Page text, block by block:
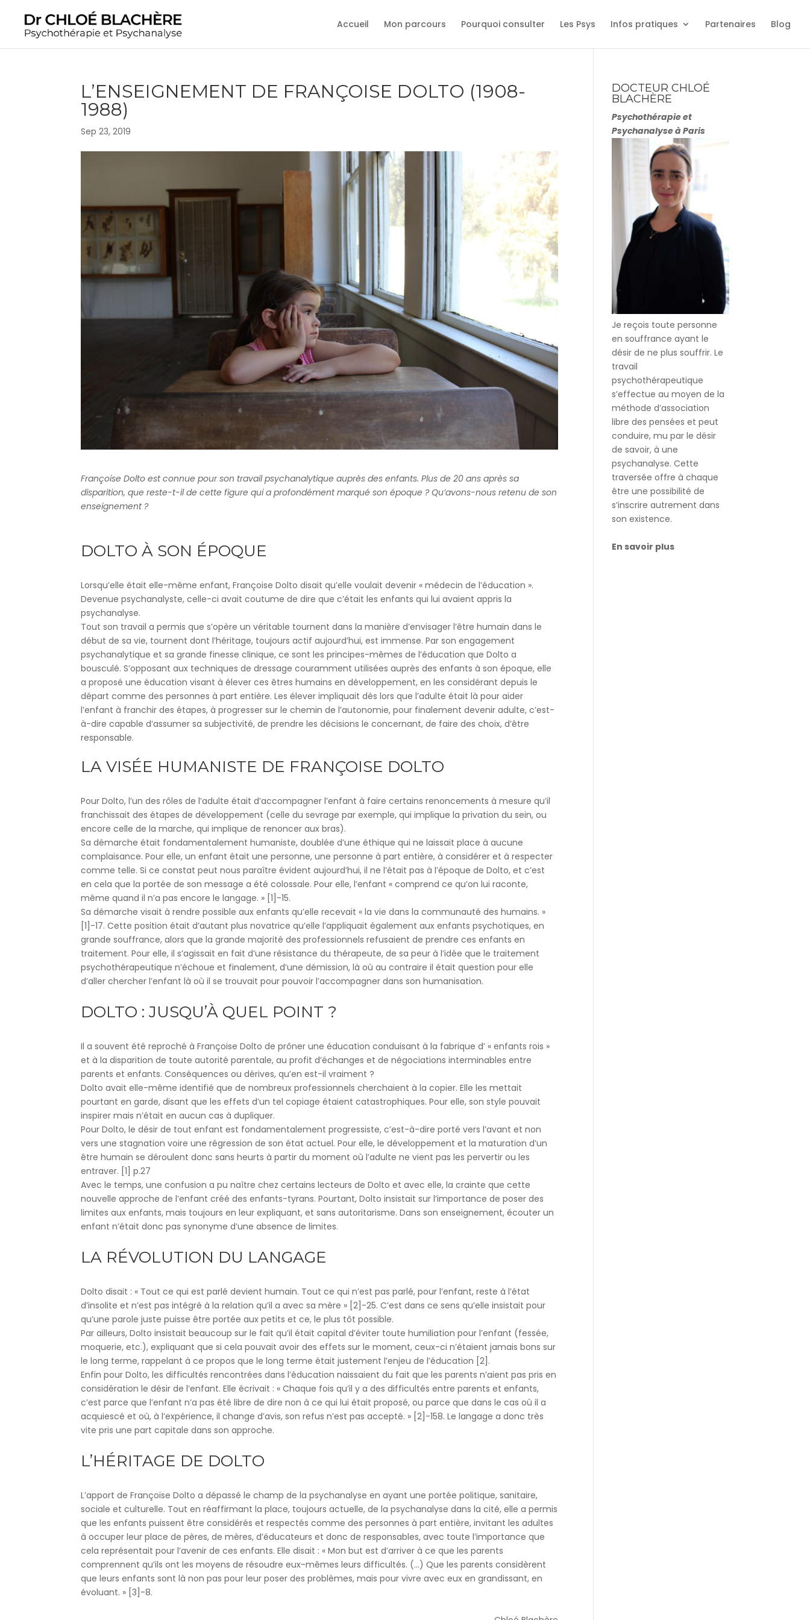
Accueil Mon parcours Pourquoi consulter Les Psys Infos pratiques Partenaires Blog
L’ENSEIGNEMENT DE FRANÇOISE DOLTO (1908-
1988)
Sep 23, 2019
Françoise Dolto est connue pour son travail psychanalytique auprès des enfants. Plus de 20 ans après sa
disparition, que reste-t-il de cette figure qui a profondément marqué son époque ? Qu’avons-nous retenu de son
enseignement ?
DOLTO À SON ÉPOQUE
Lorsqu’elle était elle-même enfant, Françoise Dolto disait qu’elle voulait devenir « médecin de l’éducation ».
Devenue psychanalyste, celle-ci avait coutume de dire que c’était les enfants qui lui avaient appris la
psychanalyse.
Tout son travail a permis que s’opère un véritable tournent dans la manière d’envisager l’être humain dans le
début de sa vie, tournent dont l’héritage, toujours actif aujourd’hui, est immense. Par son engagement
psychanalytique et sa grande finesse clinique, ce sont les principes-mêmes de l’éducation que Dolto a
bousculé. S’opposant aux techniques de dressage couramment utilisées auprès des enfants à son époque, elle
a proposé une éducation visant à élever ces êtres humains en développement, en les considérant depuis le
départ comme des personnes à part entière. Les élever impliquait dès lors que l’adulte était là pour aider
l’enfant à franchir des étapes, à progresser sur le chemin de l’autonomie, pour finalement devenir adulte, c’est-
à-dire capable d’assumer sa subjectivité, de prendre les décisions le concernant, de faire des choix, d’être
responsable.
LA VISÉE HUMANISTE DE FRANÇOISE DOLTO
Pour Dolto, l’un des rôles de l’adulte était d’accompagner l’enfant à faire certains renoncements à mesure qu’il
franchissait des étapes de développement (celle du sevrage par exemple, qui implique la privation du sein, ou
encore celle de la marche, qui implique de renoncer aux bras).
Sa démarche était fondamentalement humaniste, doublée d’une éthique qui ne laissait place à aucune
complaisance. Pour elle, un enfant était une personne, une personne à part entière, à considérer et à respecter
comme telle. Si ce constat peut nous paraître évident aujourd’hui, il ne l’était pas à l’époque de Dolto, et c’est
en cela que la portée de son message a été colossale. Pour elle, l’enfant « comprend ce qu’on lui raconte,
même quand il n’a pas encore le langage. » [1]-15.
Sa démarche visait à rendre possible aux enfants qu’elle recevait « la vie dans la communauté des humains. »
[1]-17. Cette position était d’autant plus novatrice qu’elle l’appliquait également aux enfants psychotiques, en
grande souffrance, alors que la grande majorité des professionnels refusaient de prendre ces enfants en
traitement. Pour elle, il s’agissait en fait d’une résistance du thérapeute, de sa peur à l’idée que le traitement
psychothérapeutique n’échoue et finalement, d’une démission, là où au contraire il était question pour elle
d’aller chercher l’enfant là où il se trouvait pour pouvoir l’accompagner dans son humanisation.
DOLTO : JUSQU’À QUEL POINT ?
Il a souvent été reproché à Françoise Dolto de prôner une éducation conduisant à la fabrique d’ « enfants rois »
et à la disparition de toute autorité parentale, au profit d’échanges et de négociations interminables entre
parents et enfants. Conséquences ou dérives, qu’en est-il vraiment ?
Dolto avait elle-même identifié que de nombreux professionnels cherchaient à la copier. Elle les mettait
pourtant en garde, disant que les effets d’un tel copiage étaient catastrophiques. Pour elle, son style pouvait
inspirer mais n’était en aucun cas à dupliquer.
Pour Dolto, le désir de tout enfant est fondamentalement progressiste, c’est-à-dire porté vers l’avant et non
vers une stagnation voire une régression de son état actuel. Pour elle, le développement et la maturation d’un
être humain se déroulent donc sans heurts à partir du moment où l’adulte ne vient pas les pervertir ou les
entraver. [1] p.27
Avec le temps, une confusion a pu naître chez certains lecteurs de Dolto et avec elle, la crainte que cette
nouvelle approche de l’enfant créé des enfants-tyrans. Pourtant, Dolto insistait sur l’importance de poser des
limites aux enfants, mais toujours en leur expliquant, et sans autoritarisme. Dans son enseignement, écouter un
enfant n’était donc pas synonyme d’une absence de limites.
LA RÉVOLUTION DU LANGAGE
Dolto disait : « Tout ce qui est parlé devient humain. Tout ce qui n’est pas parlé, pour l’enfant, reste à l’état
d’insolite et n’est pas intégré à la relation qu’il a avec sa mère » [2]-25. C’est dans ce sens qu’elle insistait pour
qu’une parole juste puisse être portée aux petits et ce, le plus tôt possible.
Par ailleurs, Dolto insistait beaucoup sur le fait qu’il était capital d’éviter toute humiliation pour l’enfant (fessée,
moquerie, etc.), expliquant que si cela pouvait avoir des effets sur le moment, ceux-ci n’étaient jamais bons sur
le long terme, rappelant à ce propos que le long terme était justement l’enjeu de l’éducation [2].
Enfin pour Dolto, les difficultés rencontrées dans l’éducation naissaient du fait que les parents n’aient pas pris en
considération le désir de l’enfant. Elle écrivait : « Chaque fois qu’il y a des difficultés entre parents et enfants,
c’est parce que l’enfant n’a pas été libre de dire non à ce qui lui était proposé, ou parce que dans le cas où il a
acquiescé et où, à l’expérience, il change d’avis, son refus n’est pas accepté. » [2]-158. Le langage a donc très
vite pris une part capitale dans son approche.
L’HÉRITAGE DE DOLTO
L’apport de Françoise Dolto a dépassé le champ de la psychanalyse en ayant une portée politique, sanitaire,
sociale et culturelle. Tout en réaffirmant la place, toujours actuelle, de la psychanalyse dans la cité, elle a permis
que les enfants puissent être considérés et respectés comme des personnes à part entière, invitant les adultes
à occuper leur place de pères, de mères, d’éducateurs et donc de responsables, avec toute l’importance que
cela représentait pour l’avenir de ces enfants. Elle disait : « Mon but est d’arriver à ce que les parents
comprennent qu’ils ont les moyens de résoudre eux-mêmes leurs difficultés. (…) Que les parents considèrent
que leurs enfants sont là non pas pour leur poser des problèmes, mais pour vivre avec eux en grandissant, en
évoluant. » [3]-8.
DOCTEUR CHLOÉ
BLACHÈRE
Psychothérapie et
Psychanalyse à Paris
Je reçois toute personne
en souffrance ayant le
désir de ne plus souffrir. Le
travail
psychothérapeutique
s’effectue au moyen de la
méthode d’association
libre des pensées et peut
conduire, mu par le désir
de savoir, à une
psychanalyse. Cette
traversée offre à chaque
être une possibilité de
s’inscrire autrement dans
son existence.
En savoir plus